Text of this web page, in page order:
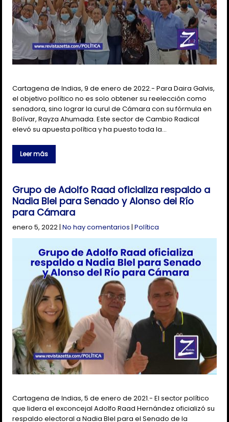
Cartagena de Indias, 9 de enero de 2022.- Para Daira Galvis,
el objetivo político no es solo obtener su reelección como
senadora, sino lograr la curul de Cámara con su fórmula en
Bolívar, Rayza Ahumada. Este sector de Cambio Radical
elevó su apuesta política y ha puesto toda la…
Leer más
Grupo de Adolfo Raad oficializa respaldo a
Nadia Blel para Senado y Alonso del Río
para Cámara
enero 5, 2022|No hay comentarios |Política
Cartagena de Indias, 5 de enero de 2021.- El sector político
que lidera el exconcejal Adolfo Raad Hernández oficializó su
respaldo electoral a Nadia Blel para el Senado de la